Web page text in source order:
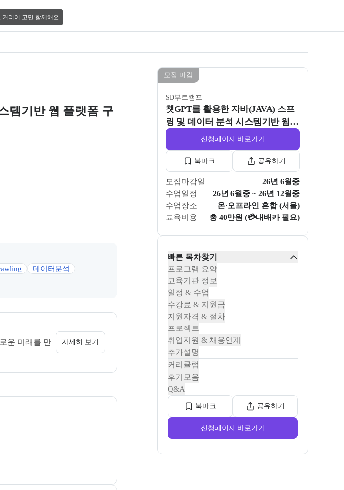
커리어 고민 함께해요
템기반 웹 플랫폼 구
스프링 및 데이터 분석 시스템기반 웹 플랫폼 구축 과정 10기
데이터분석
.
운 미래를 만
자세히 보기
모집 마감
SD부트캠프
챗GPT를 활용한 자바(JAVA) 스프
링 및 데이터 분석 시스템기반 웹
플랫폼 구축 과정 10기
신청페이지 바로가기
북마크 공유하기
모집마감일
26년 6월중
수업일정
26년 6월중 ~ 26년 12월중
수업장소
온·오프라인 혼합 (서울)
교육비용
총 40만원 (💳내배카 필요)
빠른 목차찾기
프로그램 요약
교육기관 정보
일정 & 수업
수강료 & 지원금
지원자격 & 절차
프로젝트
취업지원 & 채용연계
추가설명
커리큘럼
후기모음
Q&A
신청페이지 바로가기
북마크 공유하기